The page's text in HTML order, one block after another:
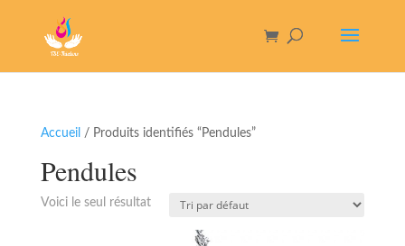
Accueil / Produits identifiés “Pendules”
Pendules
Voici le seul résultat